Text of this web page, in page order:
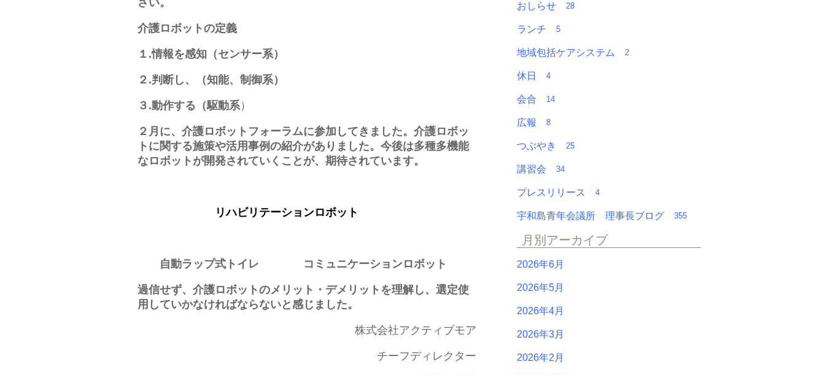
さい。
介護ロボットの定義
１.情報を感知（センサー系）
２.判断し、（知能、制御系）
３.動作する（駆動系）
２月に、介護ロボットフォーラムに参加してきました。介護ロボッ
トに関する施策や活用事例の紹介がありました。今後は多種多機能
なロボットが開発されていくことが、期待されています。
リハビリテーションロボット
自動ラップ式トイレ コミュニケーションロボット
過信せず、介護ロボットのメリット・デメリットを理解し、選定使
用していかなければならないと感じました。
株式会社アクティブモア
チーフディレクター
おしらせ 28
ランチ 5
地域包括ケアシステム 2
休日 4
会合 14
広報 8
つぶやき 25
講習会 34
プレスリリース 4
宇和島青年会議所 理事長ブログ 355
月別アーカイブ
2026年6月
2026年5月
2026年4月
2026年3月
2026年2月